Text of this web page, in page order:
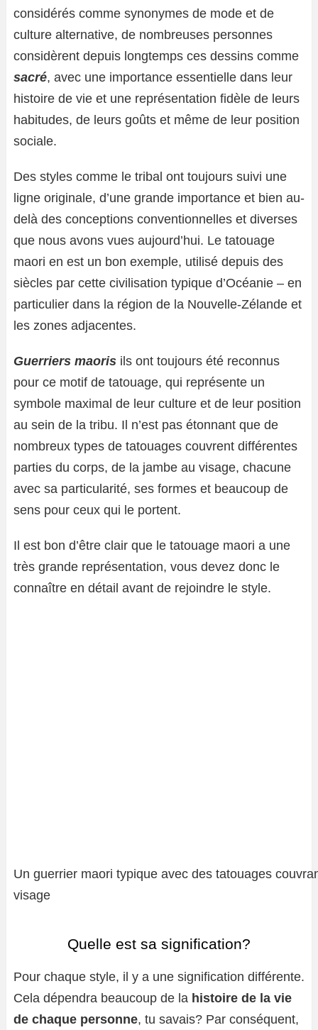
considérés comme synonymes de mode et de
culture alternative, de nombreuses personnes
considèrent depuis longtemps ces dessins comme
sacré, avec une importance essentielle dans leur
histoire de vie et une représentation fidèle de leurs
habitudes, de leurs goûts et même de leur position
sociale.
Des styles comme le tribal ont toujours suivi une
ligne originale, d’une grande importance et bien au-
delà des conceptions conventionnelles et diverses
que nous avons vues aujourd’hui. Le tatouage
maori en est un bon exemple, utilisé depuis des
siècles par cette civilisation typique d’Océanie – en
particulier dans la région de la Nouvelle-Zélande et
les zones adjacentes.
Guerriers maoris ils ont toujours été reconnus
pour ce motif de tatouage, qui représente un
symbole maximal de leur culture et de leur position
au sein de la tribu. Il n’est pas étonnant que de
nombreux types de tatouages ​​couvrent différentes
parties du corps, de la jambe au visage, chacune
avec sa particularité, ses formes et beaucoup de
sens pour ceux qui le portent.
Il est bon d’être clair que le tatouage maori a une
très grande représentation, vous devez donc le
connaître en détail avant de rejoindre le style.
Un guerrier maori typique avec des tatouages
visage
Quelle est sa signification?
Pour chaque style, il y a une signification différente.
Cela dépendra beaucoup de la histoire de la vie
de chaque personne, tu savais? Par conséquent,